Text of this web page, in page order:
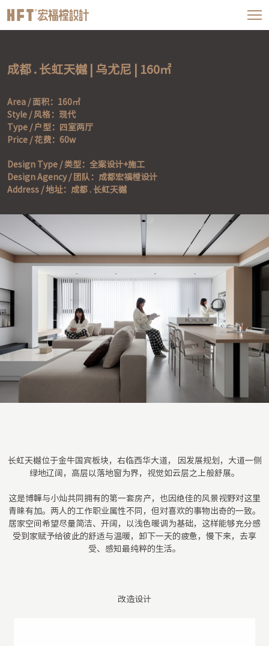
成都 . 长虹天樾 | 乌尤尼 | 160㎡
Area / 面积：160㎡
Style / 风格：现代
Type / 户型：四室两厅
Price / 花费：60w
Design Type / 类型：全案设计+施工
Design Agency / 团队：成都宏福樘设计
Address / 地址：成都 . 长虹天樾
长虹天樾位于金牛国宾板块，右临西华大道， 因发展规划，大道一侧
绿地辽阔，高层以落地窗为界，视觉如云层之上般舒展。
这是博韡与小灿共同拥有的第一套房产，也因绝佳的风景视野对这里
青睐有加。两人的工作职业属性不同，但对喜欢的事物出奇的一致。
居家空间希望尽量简洁、开阔，以浅色暖调为基础，这样能够充分感
受到家赋予给彼此的舒适与温暖，卸下一天的疲惫，慢下来，去享
受、感知最纯粹的生活。
改造设计